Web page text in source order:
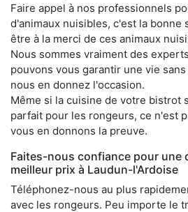
Faire appel à nos professionnels
d'animaux nuisibles, c'est la bonne
être à la merci de ces animaux
Nous sommes vraiment des
pouvons vous garantir une vie
nous en donnez l'occasion.
Même si la cuisine de votre bistrot
parfait pour les rongeurs, ce n'est
vous en donnons la preuve.
Faites-nous confiance pour une
meilleur prix à Laudun-l'Ardoise
Téléphonez-nous au plus
avec les rongeurs. Peu importe le